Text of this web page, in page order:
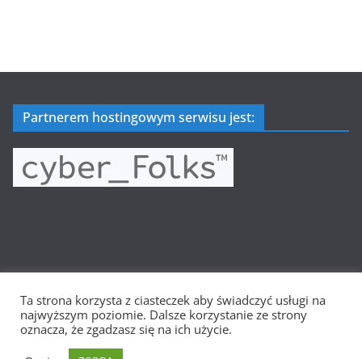
Partnerem hostingowym serwisu jest:
Prawa autorskie © 2026Wielkopolska Siatkówka. Wszystkie
prawa zastrzeżone.
ColorMagstworzony przez ThemeGrill. Wspierane
Ta strona korzysta z ciasteczek aby świadczyć usługi na
najwyższym poziomie. Dalsze korzystanie ze strony
oznacza, że zgadzasz się na ich użycie.